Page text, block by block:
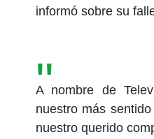
informó sobre su
A nombre de
nuestro más
nuestro querido